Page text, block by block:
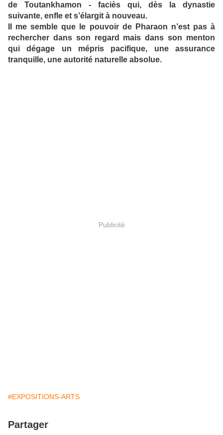
de Toutankhamon - faciès qui, dès la dynastie
suivante, enfle et s’élargit à nouveau.
Il me semble que le pouvoir de Pharaon n’est pas à
rechercher dans son regard mais dans son menton
qui dégage un mépris pacifique, une assurance
tranquille, une autorité naturelle absolue.
Publicité
#EXPOSITIONS-ARTS
Partager